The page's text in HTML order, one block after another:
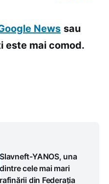
News sau
este mai comod.
Slavneft-YANOS, una
dintre cele mai mari
rafinării din Federația